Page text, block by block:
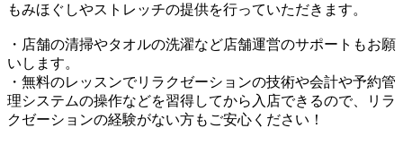
もみほぐしやストレッチの提供を行っていただきます。
・店舗の清掃やタオルの洗濯など店舗運営のサポートもお願
いします。
・無料のレッスンでリラクゼーションの技術や会計や予約管
理システムの操作などを習得してから入店できるので、リラ
クゼーションの経験がない方もご安心ください！